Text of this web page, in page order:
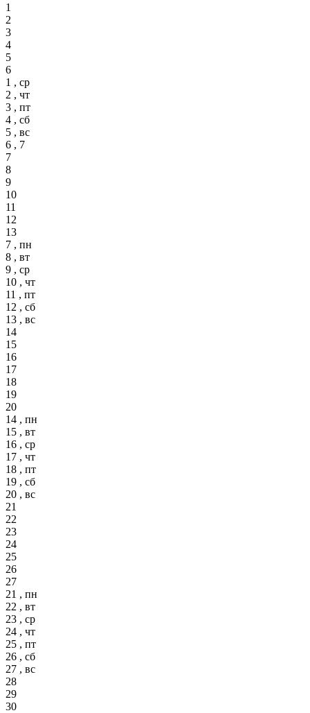
1
2
3
4
5
6
1 , ср
2 , чт
3 , пт
4 , сб
5 , вс
6 , 7
7
8
9
10
11
12
13
7 , пн
8 , вт
9 , ср
10 , чт
11 , пт
12 , сб
13 , вс
14
15
16
17
18
19
20
14 , пн
15 , вт
16 , ср
17 , чт
18 , пт
19 , сб
20 , вс
21
22
23
24
25
26
27
21 , пн
22 , вт
23 , ср
24 , чт
25 , пт
26 , сб
27 , вс
28
29
30